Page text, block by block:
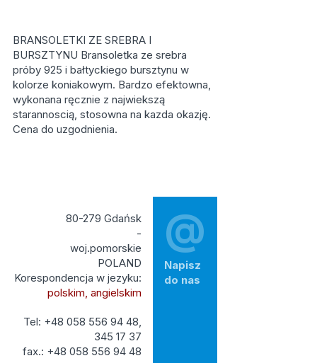
BRANSOLETKI ZE SREBRA I
BURSZTYNU Bransoletka ze srebra
próby 925 i bałtyckiego bursztynu w
kolorze koniakowym. Bardzo efektowna,
wykonana ręcznie z najwiekszą
starannoscią, stosowna na kazda okazję.
Cena do uzgodnienia.
80-279 Gdańsk
-
woj.pomorskie
POLAND
Korespondencja w jezyku:
polskim, angielskim
Tel: +48 058 556 94 48,
345 17 37
fax.: +48 058 556 94 48
@
Napisz
do nas